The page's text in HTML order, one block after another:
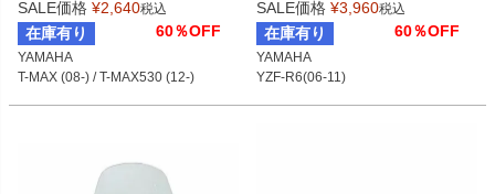
SALE価格 ¥2,640税込
在庫有り 60％OFF
YAMAHA
T-MAX (08-) / T-MAX530 (12-)
SALE価格 ¥3,960税込
在庫有り 60％OFF
YAMAHA
YZF-R6(06-11)